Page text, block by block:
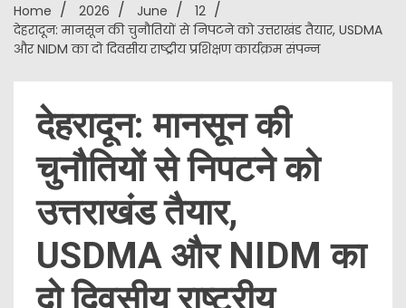
Home 2026 June
12
देहरादून: मानसून की चुनौतियों से निपटने को उत्तराखंड तैयार, USDMA
और NIDM का दो दिवसीय राष्ट्रीय प्रशिक्षण कार्यक्रम संपन्न
देहरादून: मानसून की
चुनौतियों से निपटने को
उत्तराखंड तैयार,
USDMA और NIDM का
दो दिवसीय राष्ट्रीय